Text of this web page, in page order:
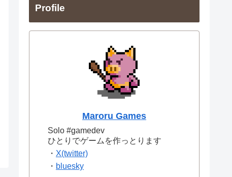
Profile
Maroru Games
Solo #gamedev
ひとりでゲームを作っとります
・ X(twitter)
・ bluesky